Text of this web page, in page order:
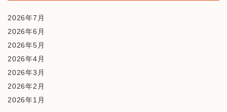
2026年7月
2026年6月
2026年5月
2026年4月
2026年3月
2026年2月
2026年1月